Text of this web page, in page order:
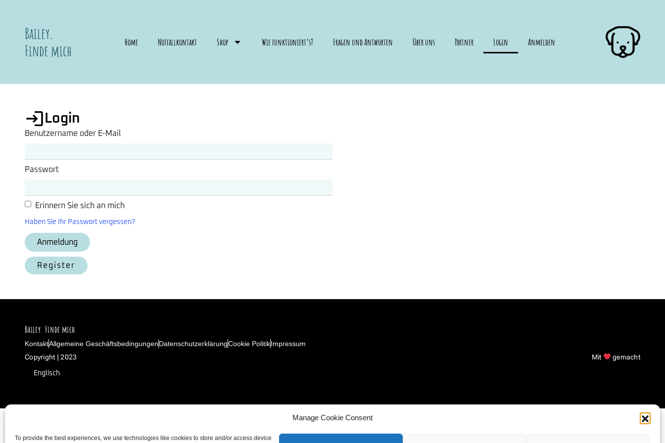
Manage Cookie Consent
To provide the best experiences, we use technologies like cookies to store and/or access device
Bailey.
Finde mich
Home Notfallkontakt Shop Wie funktioniert’s? Fragen und Antworten Über uns Partner Login Anmelden
Login
Benutzername oder E-Mail
Passwort
Erinnern Sie sich an mich
Haben Sie Ihr Passwort vergessen?
Register
Bailey. Finde mich.
KontaktAllgemeine GeschäftsbedingungenDatenschutzerklärungCookie PolitikImpressum
Copyright | 2023
Mit gemacht
Englisch